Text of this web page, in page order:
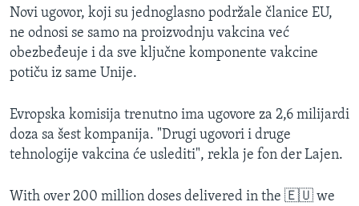
Novi ugovor, koji su jednoglasno podržale članice EU,
ne odnosi se samo na proizvodnju vakcina već
obezbeđeuje i da sve ključne komponente vakcine
potiču iz same Unije.
Evropska komisija trenutno ima ugovore za 2,6 milijardi
doza sa šest kompanija. "Drugi ugovori i druge
tehnologije vakcina će uslediti", rekla je fon der Lajen.
With over 200 million doses delivered in the 🇪🇺 we